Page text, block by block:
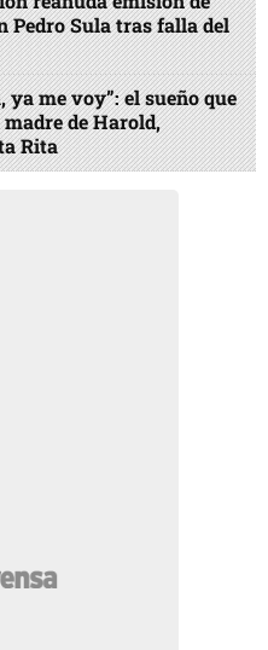
Pedro Sula tras falla del
ya me voy”: el sueño que
de Harold,
Rita